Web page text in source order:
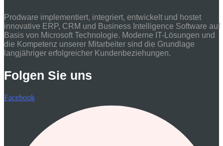
Prodware implementiert, integriert, entwickelt und hostet
innovative ERP, CRM und Business Intelligence Software auf
Basis von Microsoft Technologie. Moderne IT-Lösungen und
die Kompetenz unserer Mitarbeiter sind die Grundlage
langjähriger erfolgreicher Kundenbeziehungen.
Folgen Sie uns
Facebook